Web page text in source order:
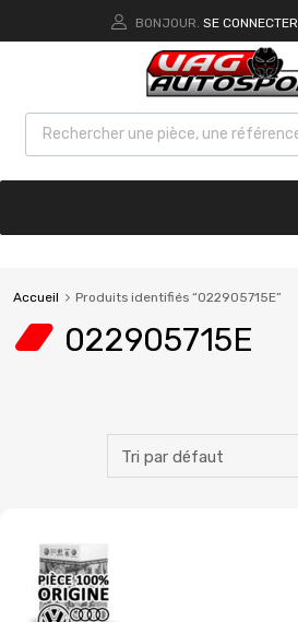
BONJOUR. SE CONNECTER
Accueil Produits identifiés “022905715E”
022905715E